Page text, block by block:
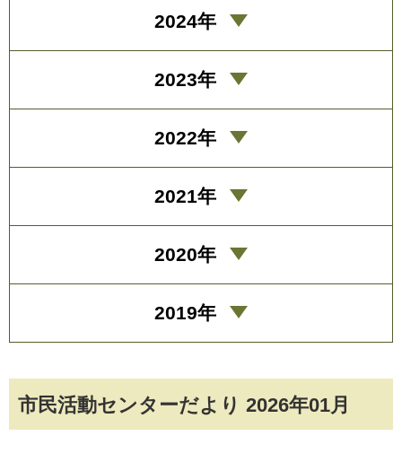
市民活動センターだより 2026年01月
2024年
2023年
2022年
2021年
2020年
2019年